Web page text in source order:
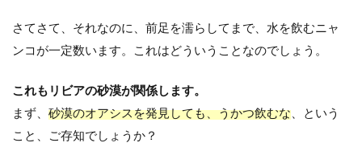
さてさて、それなのに、前足を濡らしてまで、水を飲むニャ
ンコが一定数います。これはどういうことなのでしょう。
これもリビアの砂漠が関係します。
まず、 砂漠のオアシスを発見しても、うかつ飲むな 、という
こと、ご存知でしょうか？